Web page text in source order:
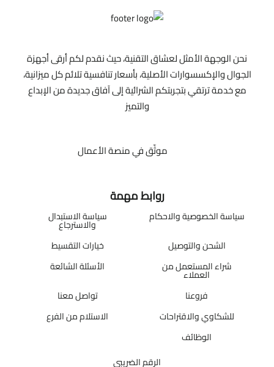
نحن الوجهة الأمثل لعشاق التقنية، حيث نقدم لكم أرقى أجهزة
الجوال والإكسسوارات الأصلية، بأسعار تنافسية تلائم كل ميزانية،
مع خدمة ترتقي بتجربتكم الشرائية إلى آفاق جديدة من الإبداع
والتميز
موثّق في منصة الأعمال
روابط مهمة
سياسة الخصوصية والاحكام سياسة الاستبدال
والاسترجاع
الشحن والتوصيل
خيارات التقسيط
شراء المستعمل من
العملاء
الأسئلة الشائعة
فروعنا
تواصل معنا
للشكاوي والاقتراحات
الاستلام من الفرع
الوظائف
الرقم الضريبي